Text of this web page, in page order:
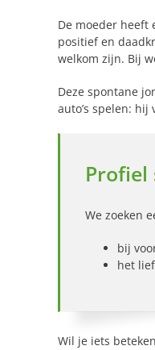
De moeder heeft
positief en
welkom zijn. Bij
Deze spontane
auto’s spelen:
Profiel
We zoeken
bij
het
Wil je iets